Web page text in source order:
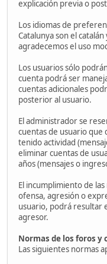
explicación previa o
Los idiomas de
Catalunya son el
agradecemos el uso
Los usuarios sólo
cuenta podrá ser
cuentas adicionales
posterior al usuario.
El administrador se
cuentas de usuario que
tenido actividad
eliminar cuentas de
años (mensajes o
El incumplimiento de
ofensa, agresión o
usuario, podrá resultar
agresor.
Normas de los foros y
Las siguientes normas